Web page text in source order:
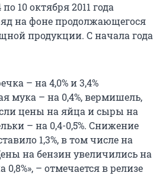
10 октября 2011 года
на фоне продолжающегося
продукции. С начала года
– на 4,0% и 3,4%
мука – на 0,4%, вермишель,
цены на яйца и сыры на
– на 0,4-0,5%. Снижение
1,3%, в том числе на
на бензин увеличились на
0,8%», – отмечается в релизе